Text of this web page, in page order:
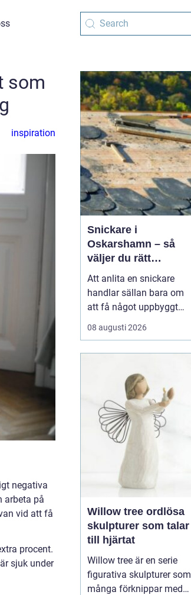
som
inspiration
negativa
arbeta på
vid att få
procent.
sjuk under
Snickare i
Oskarshamn – så
väljer du rätt
hantverkare för ditt
projekt
Att anlita en snickare
handlar sällan bara om
att få något uppbyggt
eller lagat. För många
handlar det om att våga
skapa miljöer som
fungerar i vardagen, å...
08 augusti 2026
Willow tree ordlösa
skulpturer som talar
till hjärtat
Willow tree är en serie
figurativa skulpturer som
många förknippar med